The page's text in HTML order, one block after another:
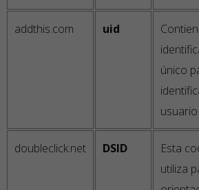
addthis.com uid
único
usuario
doubleclick.net DSID
Esta
utiliza